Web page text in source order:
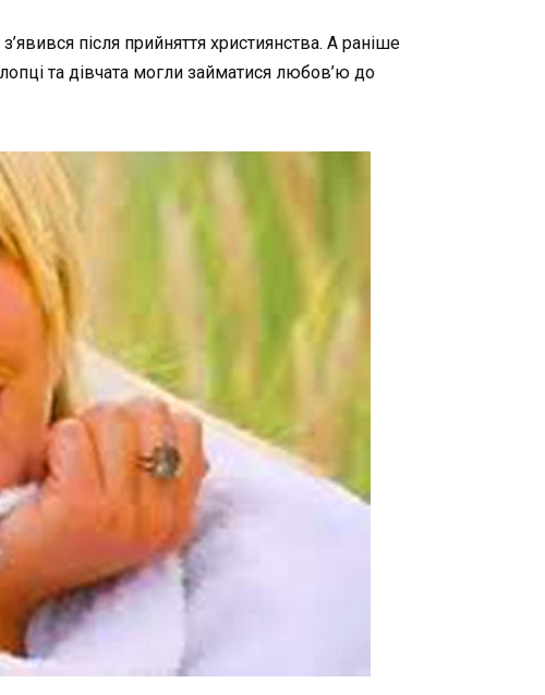
з’явився після прийняття християнства. А раніше
та дівчата могли займатися любов’ю до